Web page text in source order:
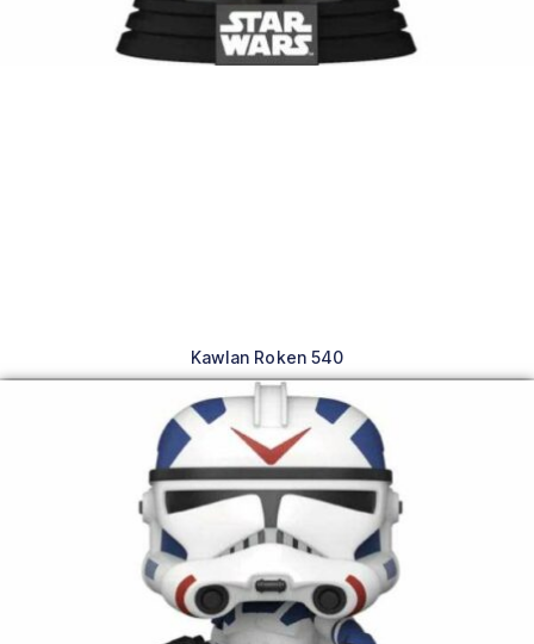
Kawlan Roken 540